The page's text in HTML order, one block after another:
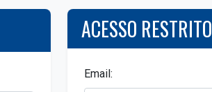
ACESSO RESTRITO
Email: